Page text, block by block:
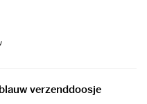
verzenddoosje